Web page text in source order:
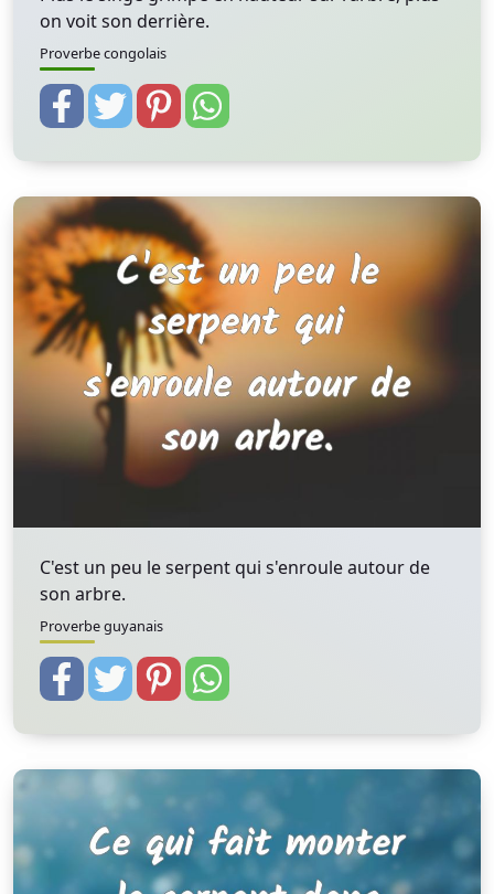
on voit son derrière.
Proverbe congolais
C'est un peu le serpent qui s'enroule autour de
son arbre.
Proverbe guyanais